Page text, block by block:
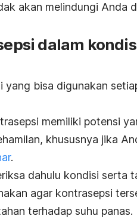
akan melindungi Anda
dalam
yang bisa digunakan
memiliki potensi
khususnya jika
.
dahulu kondisi serta
agar kontrasepsi
terhadap suhu panas.